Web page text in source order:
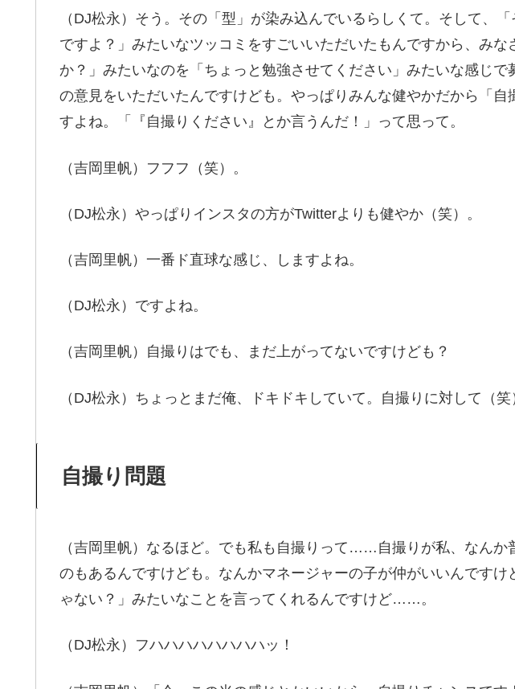
（DJ松永）そう。その「型」が染み込んでいるらしくて。そして、
ですよ？」みたいなツッコミをすごいいただいたもんですから、みな
か？」みたいなのを「ちょっと勉強させてください」みたいな感じで
の意見をいただいたんですけども。やっぱりみんな健やかだから「自
すよね。「『自撮りください』とか言うんだ！」って思って。
（吉岡里帆）フフフ（笑）。
（DJ松永）やっぱりインスタの方がTwitterよりも健やか（笑）。
（吉岡里帆）一番ド直球な感じ、しますよね。
（DJ松永）ですよね。
（吉岡里帆）自撮りはでも、まだ上がってないですけども？
（DJ松永）ちょっとまだ俺、ドキドキしていて。自撮りに対して（笑
自撮り問題
（吉岡里帆）なるほど。でも私も自撮りって……自撮りが私、なんか
のもあるんですけども。なんかマネージャーの子が仲がいいんですけ
ゃない？」みたいなことを言ってくれるんですけど……。
（DJ松永）フハハハハハハハハッ！